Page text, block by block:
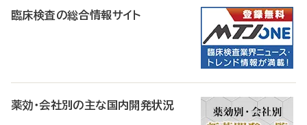
臨床検査の総合情報サイト
薬効・会社別の主な国内開発状況